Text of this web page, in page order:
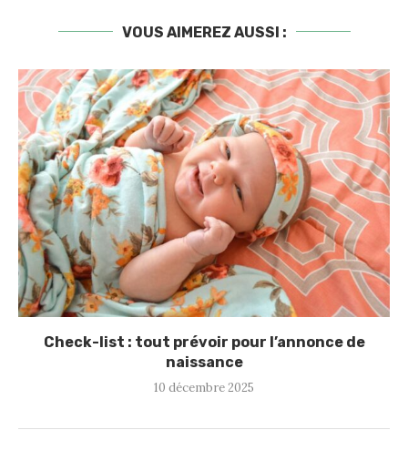
VOUS AIMEREZ AUSSI :
Check-list : tout prévoir pour l’annonce de
naissance
10 décembre 2025